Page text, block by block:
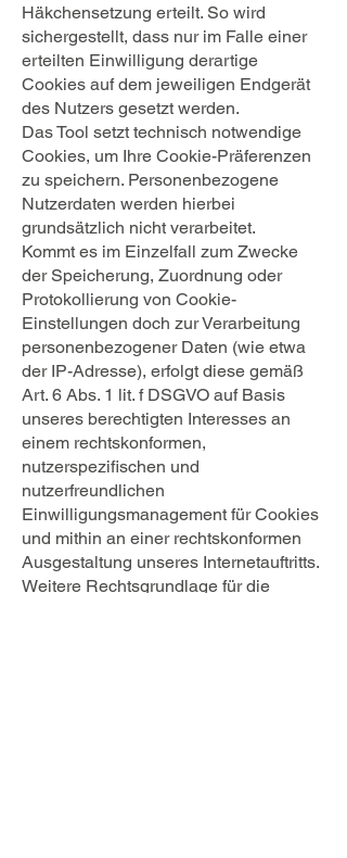
Häkchensetzung erteilt. So wird
sichergestellt, dass nur im Falle einer
erteilten Einwilligung derartige
Cookies auf dem jeweiligen Endgerät
des Nutzers gesetzt werden.
Das Tool setzt technisch notwendige
Cookies, um Ihre Cookie-Präferenzen
zu speichern. Personenbezogene
Nutzerdaten werden hierbei
grundsätzlich nicht verarbeitet.
Kommt es im Einzelfall zum Zwecke
der Speicherung, Zuordnung oder
Protokollierung von Cookie-
Einstellungen doch zur Verarbeitung
personenbezogener Daten (wie etwa
der IP-Adresse), erfolgt diese gemäß
Art. 6 Abs. 1 lit. f DSGVO auf Basis
unseres berechtigten Interesses an
einem rechtskonformen,
nutzerspezifischen und
nutzerfreundlichen
Einwilligungsmanagement für Cookies
und mithin an einer rechtskonformen
Ausgestaltung unseres Internetauftritts.
Weitere Rechtsgrundlage für die